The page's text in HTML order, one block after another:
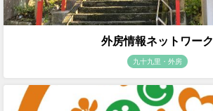
外房情報ネットワーク
九十九里・外房